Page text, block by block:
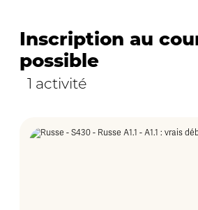
Inscription au
possible
1 activité